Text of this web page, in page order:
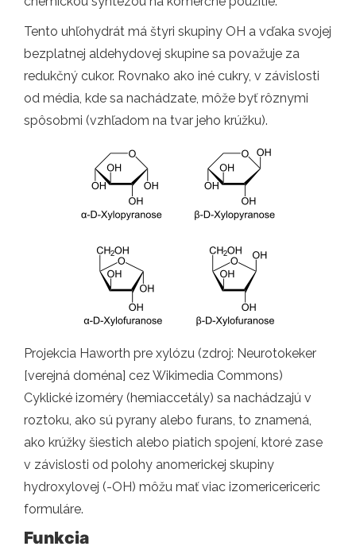
Tento uhľohydrát má štyri skupiny OH a vďaka svojej
bezplatnej aldehydovej skupine sa považuje za
redukčný cukor. Rovnako ako iné cukry, v závislosti
od média, kde sa nachádzate, môže byť rôznymi
spôsobmi (vzhľadom na tvar jeho krúžku).
Projekcia Haworth pre xylózu (zdroj: Neurotokeker
[verejná doména] cez Wikimedia Commons)
Cyklické izoméry (hemiaccetály) sa nachádzajú v
roztoku, ako sú pyrany alebo furans, to znamená,
ako krúžky šiestich alebo piatich spojení, ktoré zase
v závislosti od polohy anomerickej skupiny
hydroxylovej (-OH) môžu mať viac izomericericeric
formuláre.
Funkcia